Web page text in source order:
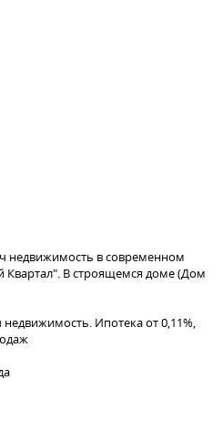
недвижимость в современном
В строящемся доме (Дом
Ипотека от 0,11%,
транспорта